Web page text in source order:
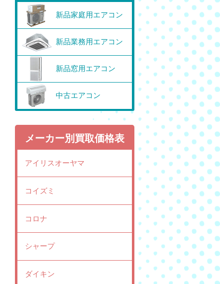
新品家庭用エアコン
新品業務用エアコン
新品窓用エアコン
中古エアコン
メーカー別買取価格表
アイリスオーヤマ
コイズミ
コロナ
シャープ
ダイキン